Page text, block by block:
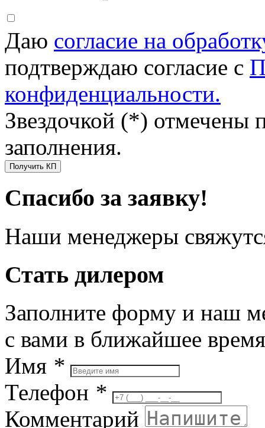
Даю согласие на
подтверждаю согласие с
конфиденциальности.
Звездочкой (*) отмечены
заполнения.
Получить КП
Спасибо за заявку!
Наши менеджеры
Стать дилером
Заполните форму и наш
с вами в ближайшее время
Имя *
Телефон *
Комментарий